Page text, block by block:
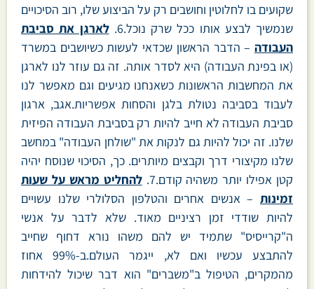
שקועים בו לחלוטין וחושבים רק על הביצוע שלו, רוב הסיכויים
שנמשיך לבצע אותו ככל שרק נוכל.6.
לארגן את סביבת
העבודה – הדבר הראשון שכדאי לעשות כשיושבים במשרד
(או בפינת העבודה) היא לסדר אותה. זה גם עוזר לנו לארגן
את המחשבות הראשונות כשאנחנו מגיעים וגם מאפשר לנו
לעבוד בסביבה נטולת בלגן והסחות אפשריות.אגב, ארגון
סביבת העבודה לא חייב להיות רק בסביבת העבודה הפיזית
שלנו. זה יכול להיות גם לנקות את "שולחן העבודה" במחשב
שלנו מקיצורי דרך וקבצים מיותרים. כך, הסיכוי שנוסח יהיה
קטן אפילו יותר משהיה קודם.7.
להחליט מראש על שעות
זמינות – אנשים אחרים והטלפון הסלולרי שלנו עשויים
להיות שודדי זמן רציניים מאוד. שלא לדבר על אנשי
ה"קרייסיס" שתמיד יש להם משהו נורא דחוף שחייב
להתבצע עכשיו ואם לא, ייגמר העולם.ב-99% אחוז
מהמקרים, הטיפול ב"משברים" הוא דבר שיכול להידחות